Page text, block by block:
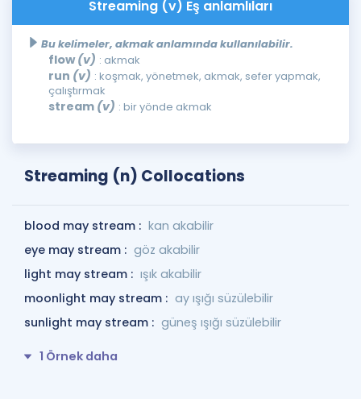
Streaming (v) Eş anlamlıları
Bu kelimeler, akmak anlamında kullanılabilir.
flow(v) : akmak
run (v) : koşmak, yönetmek, akmak, sefer yapmak,
çalıştırmak
stream (v) : bir yönde akmak
Streaming (n) Collocations
blood may stream : kan akabilir
eye may stream : göz akabilir
light may stream : ışık akabilir
moonlight may stream : ay ışığı süzülebilir
sunlight may stream : güneş ışığı süzülebilir
1 Örnek daha